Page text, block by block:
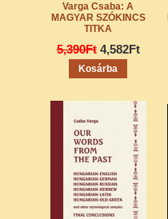
Varga Csaba: A
MAGYAR SZÓKINCS
TITKA
5,390Ft 4,582Ft